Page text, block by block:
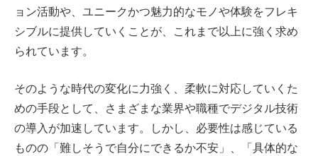
ョン活動や、ユニークかつ魅力的なモノや体験をフレキ
シブルに提供していくことが、これまで以上に強く求め
られています。
そのような時代の変化に力強く、柔軟に対応していくた
めの手段として、さまざまな業界や職種でデジタル技術
の導入が加速しています。しかし、必要性は感じている
ものの「難しそうで自分にできるか不安」、「具体的な